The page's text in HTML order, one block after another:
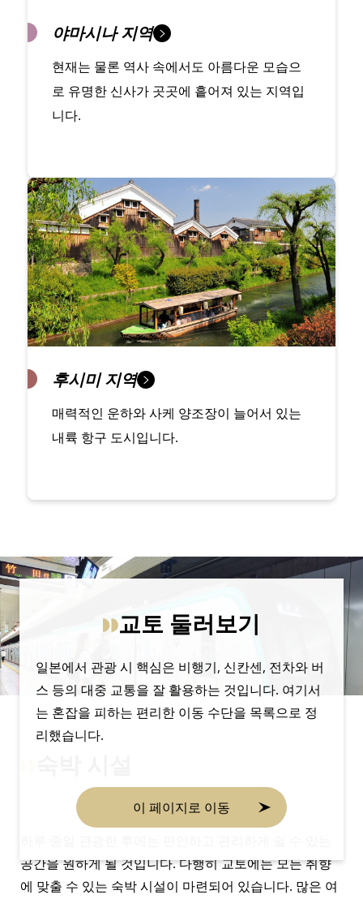
야마시나 지역
현재는 물론 역사 속에서도 아름다운 모습으
로 유명한 신사가 곳곳에 흩어져 있는 지역입
니다.
후시미 지역
매력적인 운하와 사케 양조장이 늘어서 있는
내륙 항구 도시입니다.
교토 둘러보기
일본에서 관광 시 핵심은 비행기, 신칸센, 전차와 버
스 등의 대중 교통을 잘 활용하는 것입니다. 여기서
는 혼잡을 피하는 편리한 이동 수단을 목록으로 정
리했습니다.
이 페이지로 이동
공간을 원하게 될 것입니다. 다행히 교토에는 모든 취향
에 맞출 수 있는 숙박 시설이 마련되어 있습니다. 많은 여